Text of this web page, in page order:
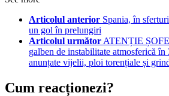
Articolul anterior Spania, în
un gol în prelungiri
Articolul următor ATENȚIE
galben de instabilitate atmosferică în
anunțate vijelii, ploi torențiale și
Cum reacționezi?